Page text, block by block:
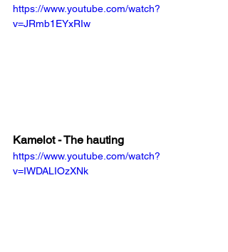
https://www.youtube.com/watch?
v=JRmb1EYxRIw
Kamelot - The hauting
https://www.youtube.com/watch?
v=IWDALIOzXNk